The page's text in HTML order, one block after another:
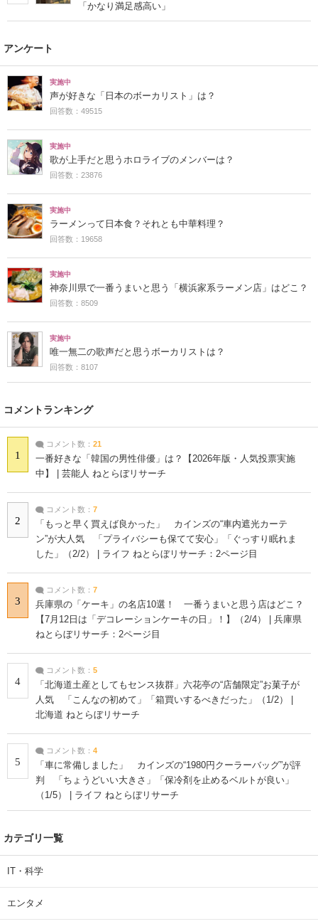
「かなり満足感高い」
アンケート
実施中
声が好きな「日本のボーカリスト」は？
回答数：49515
実施中
歌が上手だと思うホロライブのメンバーは？
回答数：23876
実施中
ラーメンって日本食？それとも中華料理？
回答数：19658
実施中
神奈川県で一番うまいと思う「横浜家系ラーメン店」はどこ？
回答数：8509
実施中
唯一無二の歌声だと思うボーカリストは？
回答数：8107
コメントランキング
1
コメント数： 21
一番好きな「韓国の男性俳優」は？【2026年版・人気投票実施
中】 | 芸能人 ねとらぼリサーチ
2
コメント数： 7
「もっと早く買えば良かった」 カインズの“車内遮光カーテ
ン”が大人気 「プライバシーも保てて安心」「ぐっすり眠れま
した」（2/2） | ライフ ねとらぼリサーチ：2ページ目
3
コメント数： 7
兵庫県の「ケーキ」の名店10選！ 一番うまいと思う店はどこ？
【7月12日は「デコレーションケーキの日」！】（2/4） | 兵庫県
ねとらぼリサーチ：2ページ目
4
コメント数： 5
「北海道土産としてもセンス抜群」六花亭の“店舗限定”お菓子が
人気 「こんなの初めて」「箱買いするべきだった」（1/2） |
北海道 ねとらぼリサーチ
5
コメント数： 4
「車に常備しました」 カインズの“1980円クーラーバッグ”が評
判 「ちょうどいい大きさ」「保冷剤を止めるベルトが良い」
（1/5） | ライフ ねとらぼリサーチ
カテゴリ一覧
IT・科学
エンタメ